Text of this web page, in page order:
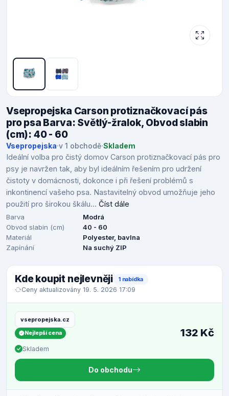
Vsepropejska Carson protiznačkovací pás
pro psa Barva: Světlý-žralok, Obvod slabin
(cm): 40 - 60
Vsepropejska·v 1 obchodě·Skladem
Ideální volba pro čistý domov Carson protiznačkovací pás pro
psy je navržen tak, aby byl ideálním řešením pro udržení
čistoty v domácnosti, dokonce i při řešení problémů s
inkontinencí vašeho psa. Nastavitelný obvod umožňuje jeho
použití pro širokou škálu... Číst dále
Barva
Modrá
Obvod slabin (cm)
40 - 60
Materiál
Polyester, bavlna
Zapínání
Na suchý ZIP
Kde koupit nejlevněji 1 nabídka
Ceny aktualizovány 19. 5. 2026 17:09
vsepropejska.cz
Nejlepší cena
Skladem
132 Kč
Do obchodu